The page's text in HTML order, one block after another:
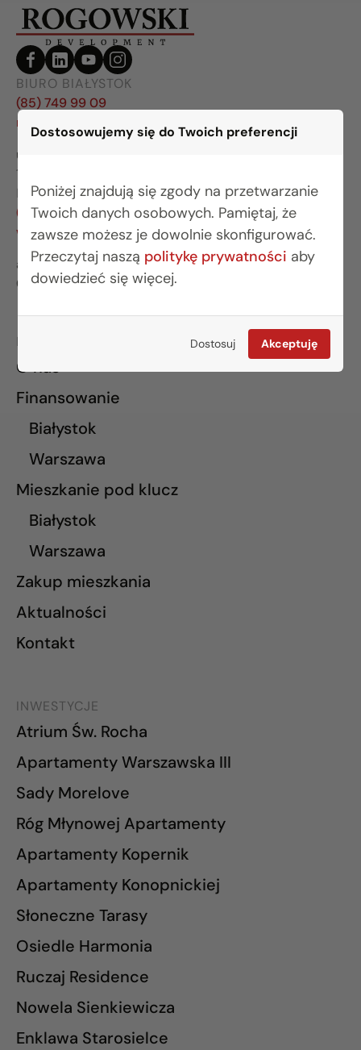
Dostosowujemy się do Twoich preferencji
Poniżej znajdują się zgody na przetwarzanie
Twoich danych osobowych. Pamiętaj, że
zawsze możesz je dowolnie skonfigurować.
Przeczytaj naszą politykę prywatności aby
dowiedzieć się więcej.
Dostosuj Akceptuję
BIURO BIAŁYSTOK
(85) 749 99 09
mieszkania@rogowskidevelopment.pl
ul. Legionowa 28 lok. 202
15-281 Białystok
BIURO WARSZAWA
(22) 642 03 55
warszawa@rogowskidevelopment.pl
al. Wilanowska 67E lok. U5
02-765 Warszawa
INFORMACJE
O nas
Finansowanie
Białystok
Warszawa
Mieszkanie pod klucz
Białystok
Warszawa
Zakup mieszkania
Aktualności
Kontakt
INWESTYCJE
Atrium Św. Rocha
Apartamenty Warszawska III
Sady Morelove
Róg Młynowej Apartamenty
Apartamenty Kopernik
Apartamenty Konopnickiej
Słoneczne Tarasy
Osiedle Harmonia
Ruczaj Residence
Nowela Sienkiewicza
Enklawa Starosielce